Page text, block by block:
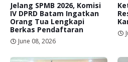
Jelang SPMB 2026, Komisi
IV DPRD Batam Ingatkan
Orang Tua Lengkapi
Berkas Pendaftaran
June 08, 2026